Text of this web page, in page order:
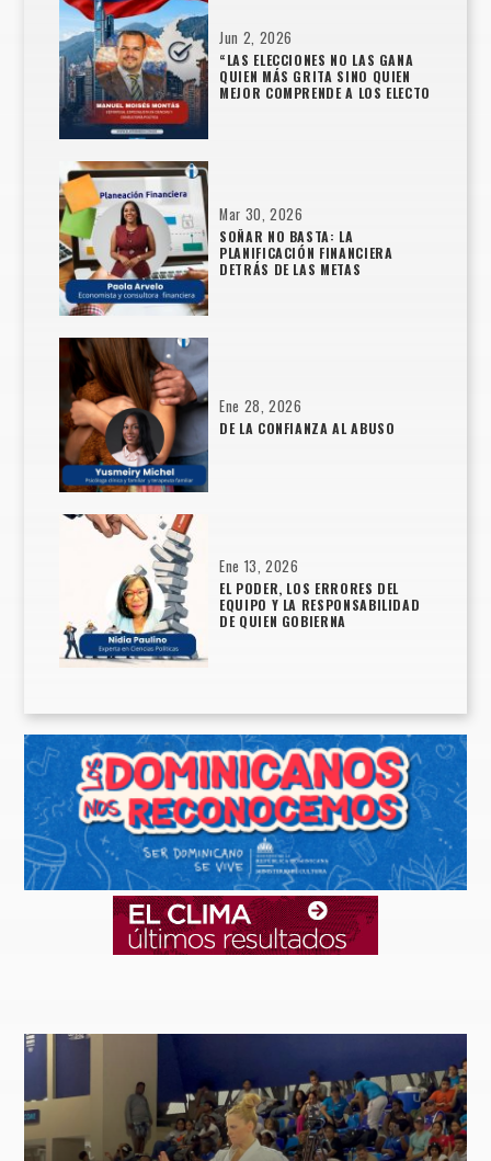
Jun 2, 2026
“LAS ELECCIONES NO LAS GANA
QUIEN MÁS GRITA SINO QUIEN
MEJOR COMPRENDE A LOS ELECTO
Mar 30, 2026
SOÑAR NO BASTA: LA
PLANIFICACIÓN FINANCIERA
DETRÁS DE LAS METAS
Ene 28, 2026
DE LA CONFIANZA AL ABUSO
Ene 13, 2026
EL PODER, LOS ERRORES DEL
EQUIPO Y LA RESPONSABILIDAD
DE QUIEN GOBIERNA